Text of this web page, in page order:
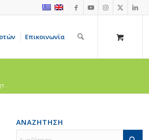
Επικοινωνία
ΑΝΑΖΗΤΗΣΗ